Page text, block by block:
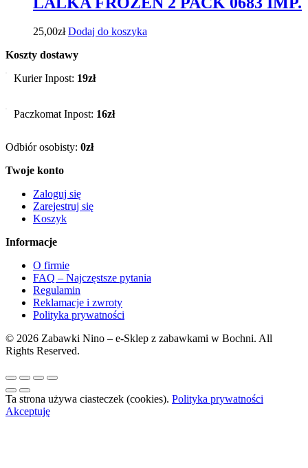
25,00zł Dodaj do koszyka
Koszty dostawy
Kurier Inpost: 19zł
Paczkomat Inpost: 16zł
Odbiór osobisty: 0zł
Twoje konto
Zaloguj się
Zarejestruj się
Koszyk
Informacje
O firmie
FAQ – Najczęstsze pytania
Regulamin
Reklamacje i zwroty
Polityka prywatności
© 2026 Zabawki Nino – e-Sklep z zabawkami w Bochni. All
Rights Reserved.
Ta strona używa ciasteczek (cookies). Polityka prywatności
Akceptuję